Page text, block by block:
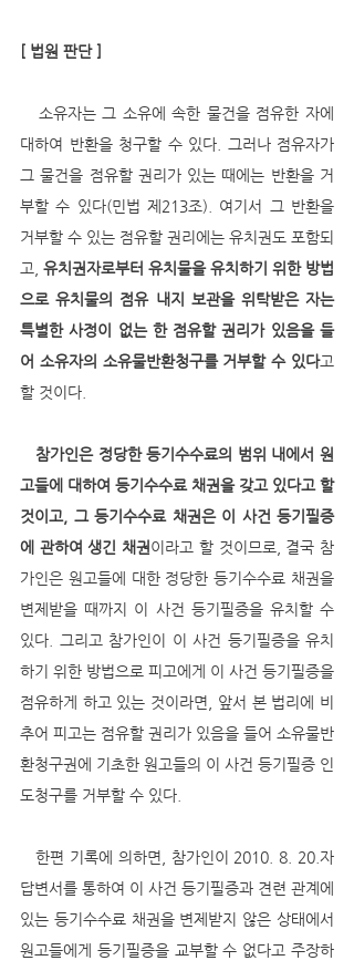
[ 법원 판단 ]
대하여 반환을 청구할 수 있다. 그러나 점유자가
그 물건을 점유할 권리가 있는 때에는 반환을 거
부할 수 있다(민법 제213조). 여기서 그 반환을
거부할 수 있는 점유할 권리에는 유치권도 포함되
고, 유치권자로부터 유치물을 유치하기 위한 방법
으로 유치물의 점유 내지 보관을 위탁받은 자는
특별한 사정이 없는 한 점유할 권리가 있음을 들
어 소유자의 소유물반환청구를 거부할 수 있다고
할 것이다.
참가인은 정당한 등기수수료의 범위 내에서 원
고들에 대하여 등기수수료 채권을 갖고 있다고 할
것이고, 그 등기수수료 채권은 이 사건 등기필증
에 관하여 생긴 채권이라고 할 것이므로, 결국 참
가인은 원고들에 대한 정당한 등기수수료 채권을
변제받을 때까지 이 사건 등기필증을 유치할 수
있다. 그리고 참가인이 이 사건 등기필증을 유치
하기 위한 방법으로 피고에게 이 사건 등기필증을
점유하게 하고 있는 것이라면, 앞서 본 법리에 비
추어 피고는 점유할 권리가 있음을 들어 소유물반
환청구권에 기초한 원고들의 이 사건 등기필증 인
도청구를 거부할 수 있다.
   한편 기록에 의하면, 참가인이 2010. 8. 20.자
답변서를 통하여 이 사건 등기필증과 견련 관계에
있는 등기수수료 채권을 변제받지 않은 상태에서
원고들에게 등기필증을 교부할 수 없다고 주장하